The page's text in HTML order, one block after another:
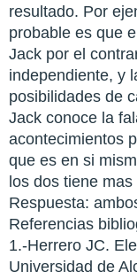
resultado. Por
probable es que
Jack por el
independiente, y
posibilidades de
Jack conoce la
acontecimientos
que es en si
los dos tiene
Respuesta:
Referencias
1.-Herrero JC.
Universidad de